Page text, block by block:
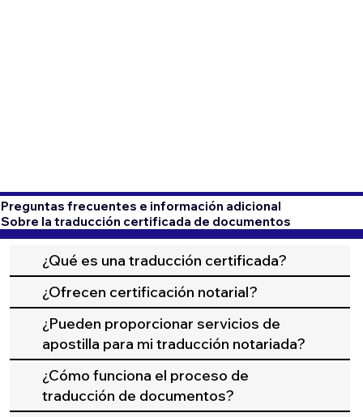
Preguntas frecuentes e información adicional
Sobre la traducción certificada de documentos
¿Qué es una traducción certificada?
¿Ofrecen certificación notarial?
¿Pueden proporcionar servicios de
apostilla para mi traducción notariada?
¿Cómo funciona el proceso de
traducción de documentos?